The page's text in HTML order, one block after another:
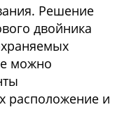
Решение
двойника
можно
расположение и